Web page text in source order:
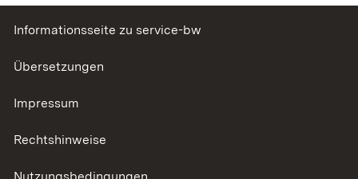
Informationsseite zu service-bw
Übersetzungen
Impressum
Rechtshinweise